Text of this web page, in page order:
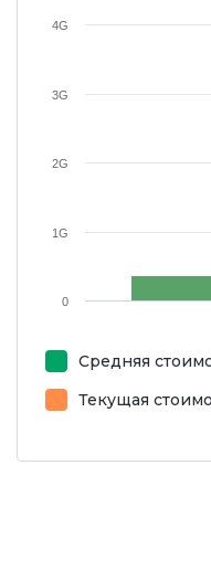
0
1G
2G
3G
4G
Средняя
Текущая